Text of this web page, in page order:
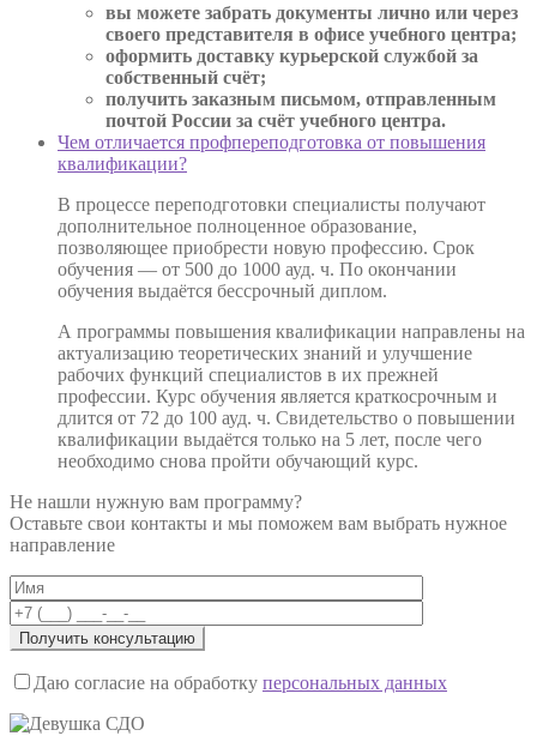
вы можете забрать документы лично или через
своего представителя в офисе учебного центра;
оформить доставку курьерской службой за
собственный счёт;
получить заказным письмом, отправленным
почтой России за счёт учебного центра.
Чем отличается профпереподготовка от повышения
квалификации?
В процессе переподготовки специалисты получают
дополнительное полноценное образование,
позволяющее приобрести новую профессию. Срок
обучения — от 500 до 1000 ауд. ч. По окончании
обучения выдаётся бессрочный диплом.
А программы повышения квалификации направлены на
актуализацию теоретических знаний и улучшение
рабочих функций специалистов в их прежней
профессии. Курс обучения является краткосрочным и
длится от 72 до 100 ауд. ч. Свидетельство о повышении
квалификации выдаётся только на 5 лет, после чего
необходимо снова пройти обучающий курс.
Не нашли нужную вам программу?
Оставьте свои контакты и мы поможем вам выбрать нужное
направление
Даю согласие на обработку персональных данных